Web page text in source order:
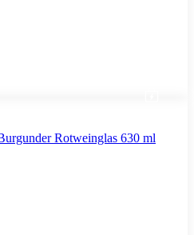
Rotweinglas 630 ml